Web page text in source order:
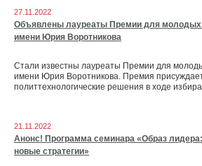
27.11.2022
Объявлены лауреаты Премии для молодых
имени Юрия Воротникова
Стали известны лауреаты Премии для
имени Юрия Воротникова. Премия
политтехнологические решения в ходе
21.11.2022
Анонс! Программа семинара «Образ
новые стратегии»